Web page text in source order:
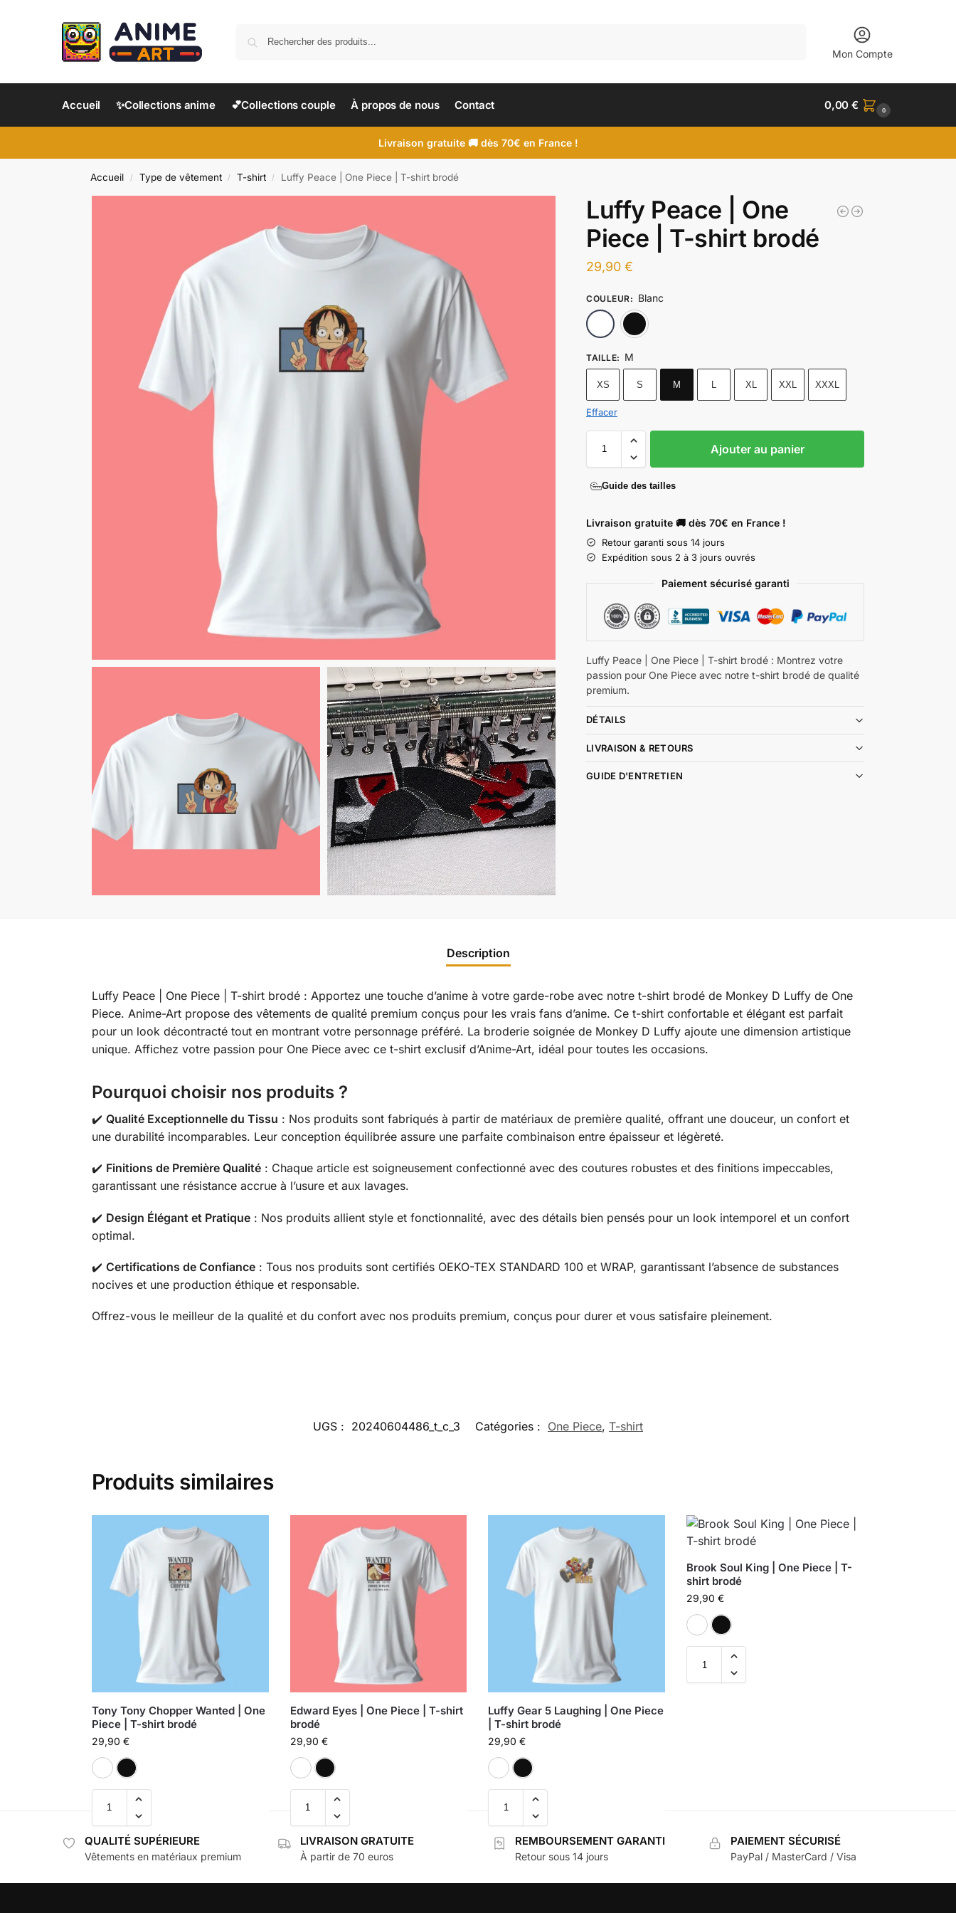
Mon Compte
Accueil ✨Collections anime 💕Collections couple À propos de nous Contact 0,00€ 0
Livraison gratuite 🚚 dès 70€ en France !
Accueil / Type de vêtement / T-shirt / Luffy Peace | One Piece | T-shirt brodé
Luffy Peace | One
Piece | T-shirt brodé
29,90€
COULEUR: Blanc
TAILLE: M
XS S M L XL XXL XXXL
Effacer
Ajouter au panier
Guide des tailles
Livraison gratuite 🚚 dès 70€ en France !
Retour garanti sous 14 jours
Expédition sous 2 à 3 jours ouvrés
Paiement sécurisé garanti
Luffy Peace | One Piece | T-shirt brodé : Montrez votre
passion pour One Piece avec notre t-shirt brodé de qualité
premium.
DÉTAILS
LIVRAISON & RETOURS
GUIDE D'ENTRETIEN
Description
Luffy Peace | One Piece | T-shirt brodé : Apportez une touche d’anime à votre garde-robe avec notre t-shirt brodé de Monkey D Luffy de One
Piece. Anime-Art propose des vêtements de qualité premium conçus pour les vrais fans d’anime. Ce t-shirt confortable et élégant est parfait
pour un look décontracté tout en montrant votre personnage préféré. La broderie soignée de Monkey D Luffy ajoute une dimension artistique
unique. Affichez votre passion pour One Piece avec ce t-shirt exclusif d’Anime-Art, idéal pour toutes les occasions.
Pourquoi choisir nos produits ?
✔️ Qualité Exceptionnelle du Tissu : Nos produits sont fabriqués à partir de matériaux de première qualité, offrant une douceur, un confort et
une durabilité incomparables. Leur conception équilibrée assure une parfaite combinaison entre épaisseur et légèreté.
✔️ Finitions de Première Qualité: Chaque article est soigneusement confectionné avec des coutures robustes et des finitions impeccables,
garantissant une résistance accrue à l’usure et aux lavages.
✔️ Design Élégant et Pratique: Nos produits allient style et fonctionnalité, avec des détails bien pensés pour un look intemporel et un confort
optimal.
✔️ Certifications de Confiance: Tous nos produits sont certifiés OEKO-TEX STANDARD 100 et WRAP, garantissant l’absence de substances
nocives et une production éthique et responsable.
Offrez-vous le meilleur de la qualité et du confort avec nos produits premium, conçus pour durer et vous satisfaire pleinement.
UGS : 20240604486_t_c_3 Catégories : One Piece, T-shirt
Produits similaires
Tony Tony Chopper Wanted | One
Piece | T-shirt brodé
29,90 €
Edward Eyes | One Piece | T-shirt
brodé
29,90 €
Luffy Gear 5 Laughing | One Piece
| T-shirt brodé
29,90€
Brook Soul King | One Piece | T-
shirt brodé
29,90€
QUALITÉ SUPÉRIEURE
Vêtements en matériaux premium
LIVRAISON GRATUITE
À partir de 70 euros
REMBOURSEMENT GARANTI
Retour sous 14 jours
PAIEMENT SÉCURISÉ
PayPal / MasterCard / Visa